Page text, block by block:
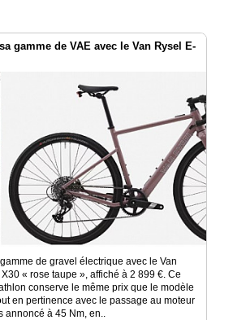
gamme de VAE avec le Van Rysel E-
de gravel électrique avec le Van
« rose taupe », affiché à 2 899 €. Ce
conserve le même prix que le modèle
en pertinence avec le passage au moteur
à 45 Nm, en..